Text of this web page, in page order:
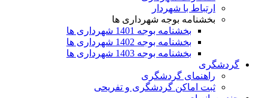
ارتباط با شهردار
بخشنامه بوجه شهرداری ها
بخشنامه بوجه 1401 شهرداری ها
بخشنامه بوجه 1402 شهرداری ها
بخشنامه بوجه 1403 شهرداری ها
گردشگری
راهنمای گردشگری
ثبت اماکن گردشگری و تفریحی